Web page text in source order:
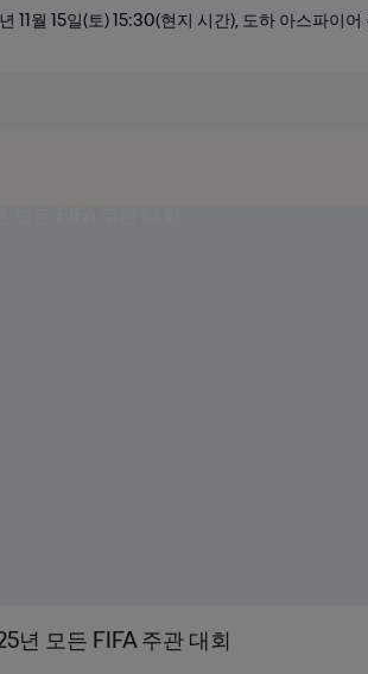
11월 15일(토) 15:30(현지 시간), 도하 아스파이
년 모든 FIFA 주관 대회